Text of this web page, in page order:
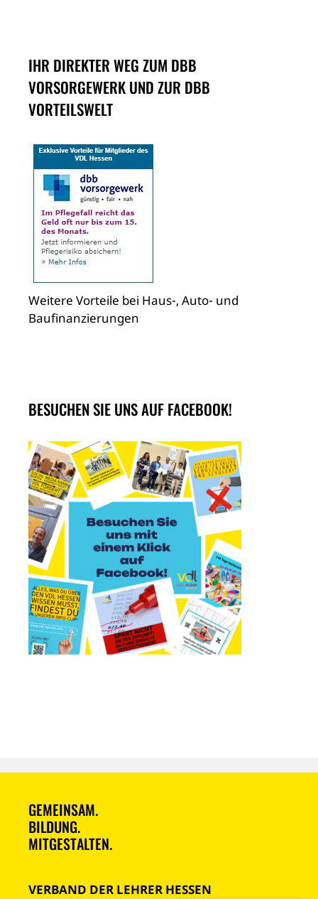
IHR DIREKTER WEG ZUM DBB
VORSORGEWERK UND ZUR DBB
VORTEILSWELT
Weitere Vorteile bei Haus-, Auto- und
Baufinanzierungen
BESUCHEN SIE UNS AUF FACEBOOK!
GEMEINSAM.
BILDUNG.
MITGESTALTEN.
VERBAND DER LEHRER HESSEN